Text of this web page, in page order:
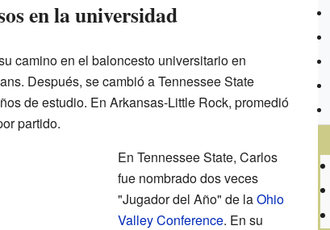
en la universidad
camino en el baloncesto universitario en
Después, se cambió a Tennessee State
de estudio. En Arkansas-Little Rock, promedió
partido.
En Tennessee State, Carlos
fue nombrado dos veces
"Jugador del Año" de laOhio
Valley Conference. En su